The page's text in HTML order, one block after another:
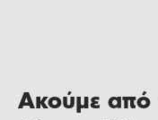
Ακούμε από